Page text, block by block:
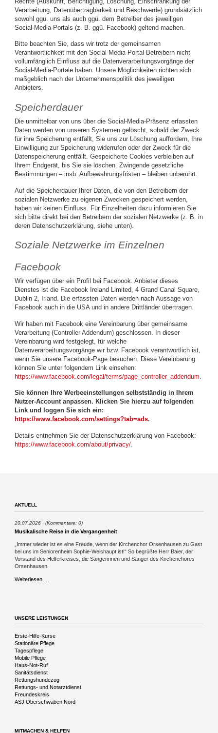
Verarbeitung, Datenübertragbarkeit und Beschwerde) grundsätzlich
sowohl ggü. uns als auch ggü. dem Betreiber des jeweiligen
Social-Media-Portals (z. B. ggü. Facebook) geltend machen.
Bitte beachten Sie, dass wir trotz der gemeinsamen
Verantwortlichkeit mit den Social-Media-Portal-Betreibern nicht
vollumfänglich Einfluss auf die Datenverarbeitungsvorgänge der
Social-Media-Portale haben. Unsere Möglichkeiten richten sich
maßgeblich nach der Unternehmenspolitik des jeweiligen
Anbieters.
Speicherdauer
Die unmittelbar von uns über die Social-Media-Präsenz erfassten
Daten werden von unseren Systemen gelöscht, sobald der Zweck
für ihre Speicherung entfällt, Sie uns zur Löschung auffordern, Ihre
Einwilligung zur Speicherung widerrufen oder der Zweck für die
Datenspeicherung entfällt. Gespeicherte Cookies verbleiben auf
Ihrem Endgerät, bis Sie sie löschen. Zwingende gesetzliche
Bestimmungen – insb. Aufbewahrungsfristen – bleiben unberührt.
Auf die Speicherdauer Ihrer Daten, die von den Betreibern der
sozialen Netzwerke zu eigenen Zwecken gespeichert werden,
haben wir keinen Einfluss. Für Einzelheiten dazu informieren Sie
sich bitte direkt bei den Betreibern der sozialen Netzwerke (z. B. in
deren Datenschutzerklärung, siehe unten).
Soziale Netzwerke im Einzelnen
Facebook
Wir verfügen über ein Profil bei Facebook. Anbieter dieses
Dienstes ist die Facebook Ireland Limited, 4 Grand Canal Square,
Dublin 2, Irland. Die erfassten Daten werden nach Aussage von
Facebook auch in die USA und in andere Drittländer übertragen.
Wir haben mit Facebook eine Vereinbarung über gemeinsame
Verarbeitung (Controller Addendum) geschlossen. In dieser
Vereinbarung wird festgelegt, für welche
Datenverarbeitungsvorgänge wir bzw. Facebook verantwortlich ist,
wenn Sie unsere Facebook-Page besuchen. Diese Vereinbarung
können Sie unter folgendem Link einsehen:
https://www.facebook.com/legal/terms/page_controller_addendum
Sie können Ihre Werbeeinstellungen selbstständig in Ihrem
Nutzer-Account anpassen. Klicken Sie hierzu auf folgenden
Link und loggen Sie sich ein:
https://www.facebook.com/settings?tab=ads.
Details entnehmen Sie der Datenschutzerklärung von Facebook:
https://www.facebook.com/about/privacy/.
AKTUELL
20.07.2026 (Kommentare: 0)
Musikalische Reise in die Vergangenheit
„Immer wieder ist es eine Freude, wenn der Kirchenchor Orsenhausen zu Gast
bei uns im Seniorenheim Sophie-Weishaupt ist!“ So begrüßte Herr Baier, der
Vorstand des Helferkreises, die Sängerinnen und Sänger des Kirchenchores
Orsenhausen.
Weiterlesen …
UNSERE LEISTUNGEN
Navigation
überspringen
Erste-Hilfe-Kurse
Stationäre Pflege
Tagespflege
Mobile Pflege
Haus-Not-Ruf
Sanitätsdienst
Rettungshundezug
Rettungs- und Notarztdienst
Freundeskreis
ASJ Oberschwaben Nord
MITMACHEN & HELFEN